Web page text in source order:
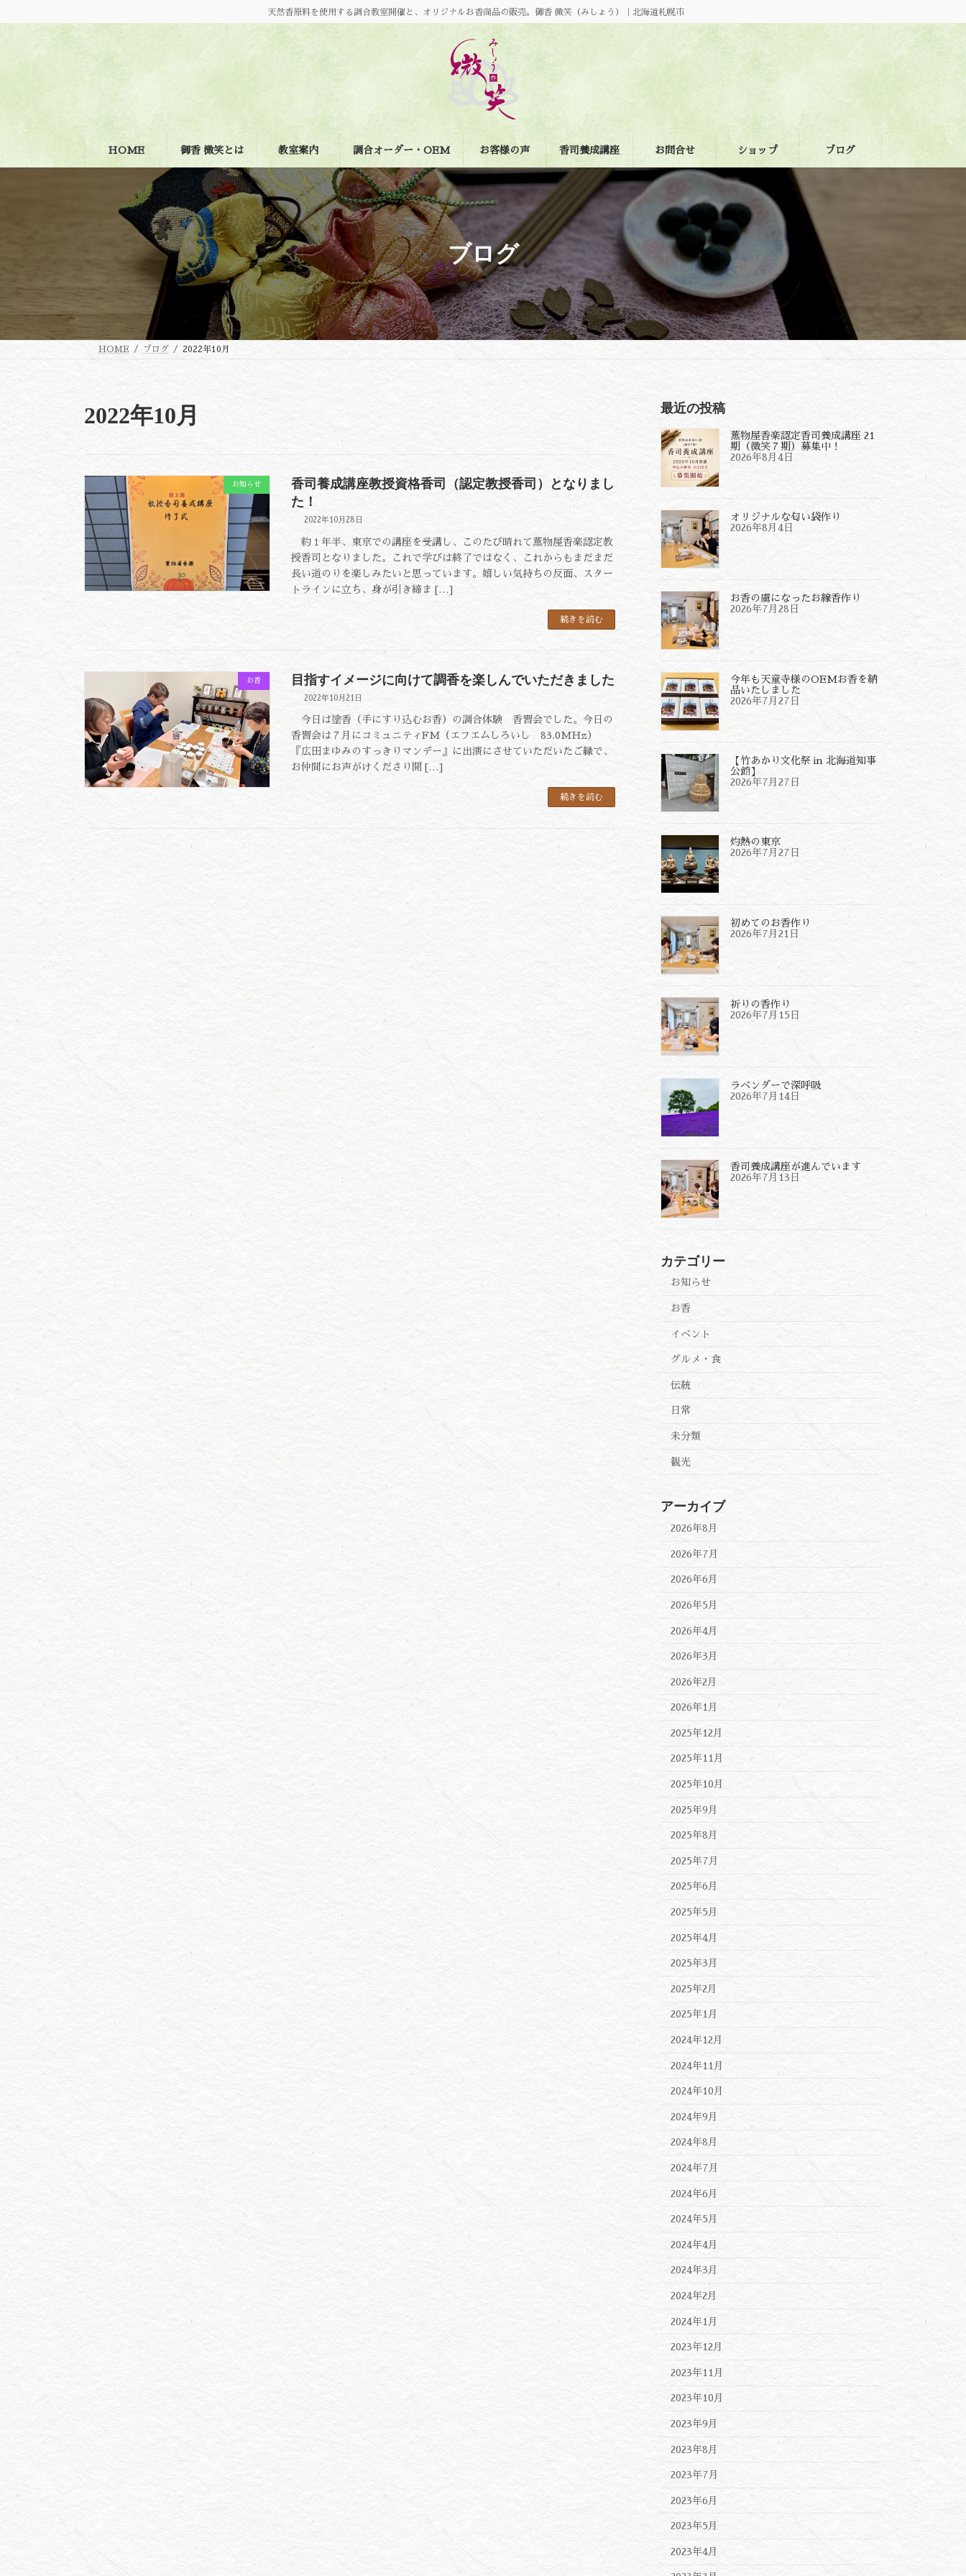
天然香原料を使用する調合教室開催と、オリジナルお香商品の販売。御香 微笑（みしょう）｜北海道札幌市
HOME 御香 微笑とは 教室案内 調合オーダー・OEM お客様の声 香司養成講座 お問合せ ショップ ブログ
ブログ
HOME ブログ 2022年10月
2022年10月
お知らせ
香司養成講座教授資格香司（認定教授香司）となりまし
た！
2022年10月28日
約１年半、東京での講座を受講し、このたび晴れて薫物屋香楽認定教
授香司となりました。これで学びは終了ではなく、これからもまだまだ
長い道のりを楽しみたいと思っています。嬉しい気持ちの反面、スター
トラインに立ち、身が引き締ま […]
続きを読む
お香 目指すイメージに向けて調香を楽しんでいただきました
2022年10月21日
今日は塗香（手にすり込むお香）の調合体験 香習会でした。今日の
香習会は７月にコミュニティFM（エフエムしろいし 83.0MHz）
『広田まゆみのすっきりマンデー』に出演にさせていただいたご縁で、
お仲間にお声がけくださり開 […]
続きを読む
最近の投稿
薫物屋香楽認定香司養成講座 21
期（微笑７期）募集中！
2026年8月4日
オリジナルな匂い袋作り
2026年8月4日
お香の虜になったお線香作り
2026年7月28日
今年も天童寺様のOEMお香を納
品いたしました
2026年7月27日
【竹あかり文化祭 in 北海道知事
公館】
2026年7月27日
灼熱の東京
2026年7月27日
初めてのお香作り
2026年7月21日
祈りの香作り
2026年7月15日
ラベンダーで深呼吸
2026年7月14日
香司養成講座が進んでいます
2026年7月13日
カテゴリー
お知らせ
お香
イベント
グルメ・食
伝統
日常
未分類
観光
アーカイブ
2026年8月
2026年7月
2026年6月
2026年5月
2026年4月
2026年3月
2026年2月
2026年1月
2025年12月
2025年11月
2025年10月
2025年9月
2025年8月
2025年7月
2025年6月
2025年5月
2025年4月
2025年3月
2025年2月
2025年1月
2024年12月
2024年11月
2024年10月
2024年9月
2024年8月
2024年7月
2024年6月
2024年5月
2024年4月
2024年3月
2024年2月
2024年1月
2023年12月
2023年11月
2023年10月
2023年9月
2023年8月
2023年7月
2023年6月
2023年5月
2023年4月